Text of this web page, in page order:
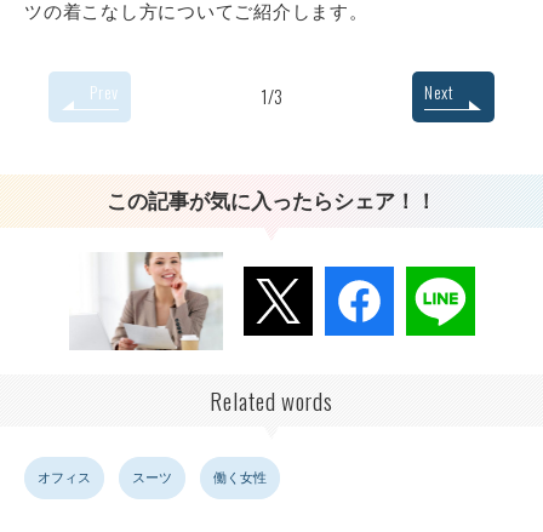
ツの着こなし方についてご紹介します。
1/3
Prev Next
この記事が気に入ったらシェア！！
Related words
オフィス スーツ 働く女性